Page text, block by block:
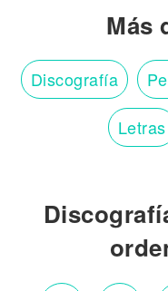
Más
Discografía
Letras